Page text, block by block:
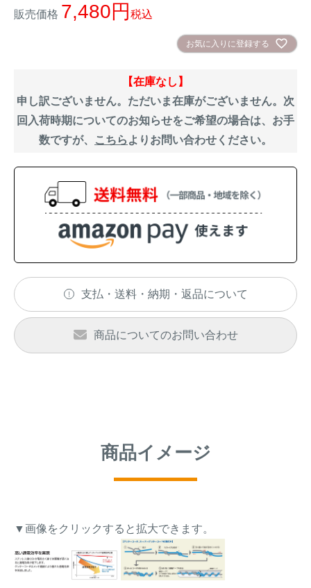
販売価格 7,480 税込
お気に入りに登録する
【在庫なし】
申し訳ございません。ただいま在庫がございません。次
回入荷時期についてのお知らせをご希望の場合は、お手
数ですが、
こちら よりお問い合わせください。
支払・送料・納期・返品について
商品についてのお問い合わせ
商品イメージ
▼画像をクリックすると拡大できます。
シカ対策
サル対策
クマ対策
アナグマ対策
イタチ・テン・
ヌートリア対策
ネズミ・モグラ対策
ブラックバス・
ブルーギル対策